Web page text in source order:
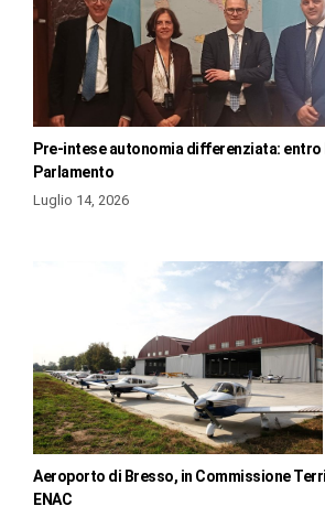
Pre-intese autonomia differenziata: entro
Parlamento
Luglio 14, 2026
Aeroporto di Bresso, in Commissione
ENAC